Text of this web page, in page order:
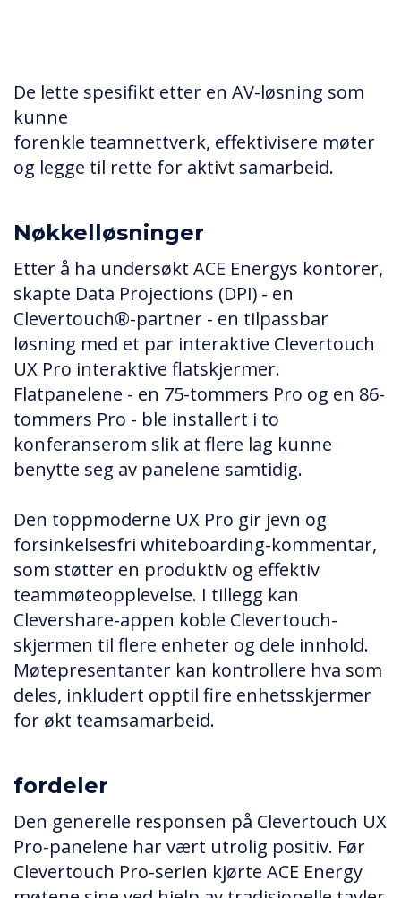
De lette spesifikt etter en AV-løsning som
kunne
forenkle teamnettverk, effektivisere møter
og legge til rette for aktivt samarbeid.
Nøkkelløsninger
Etter å ha undersøkt ACE Energys kontorer,
skapte Data Projections (DPI) - en
Clevertouch®-partner - en tilpassbar
løsning med et par interaktive Clevertouch
UX Pro interaktive flatskjermer.
Flatpanelene - en 75-tommers Pro og en 86-
tommers Pro - ble installert i to
konferanserom slik at flere lag kunne
benytte seg av panelene samtidig.
Den toppmoderne UX Pro gir jevn og
forsinkelsesfri whiteboarding-kommentar,
som støtter en produktiv og effektiv
teammøteopplevelse. I tillegg kan
Clevershare-appen koble Clevertouch-
skjermen til flere enheter og dele innhold.
Møtepresentanter kan kontrollere hva som
deles, inkludert opptil fire enhetsskjermer
for økt teamsamarbeid.
fordeler
Den generelle responsen på Clevertouch UX
Pro-panelene har vært utrolig positiv. Før
Clevertouch Pro-serien kjørte ACE Energy